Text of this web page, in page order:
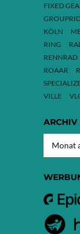
FIXED
KÖLN
RING
RENNRAD
ROAAR
VILLE
ARCHIV